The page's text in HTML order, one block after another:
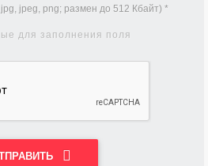
jpeg, png; размен до 512 Кбайт) *
для заполнения поля